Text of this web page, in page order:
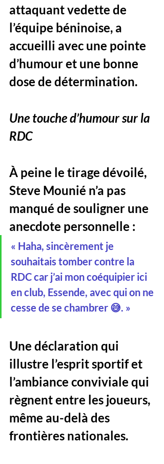
attaquant vedette de
l’équipe béninoise, a
accueilli avec une pointe
d’humour et une bonne
dose de détermination.
Une touche d’humour sur la
RDC
À peine le tirage dévoilé,
Steve Mounié n’a pas
manqué de souligner une
anecdote personnelle :
« Haha, sincèrement je
souhaitais tomber contre la
RDC car j’ai mon coéquipier ici
en club, Essende, avec qui on ne
cesse de se chambrer 😅. »
Une déclaration qui
illustre l’esprit sportif et
l’ambiance conviviale qui
règnent entre les joueurs,
même au-delà des
frontières nationales.